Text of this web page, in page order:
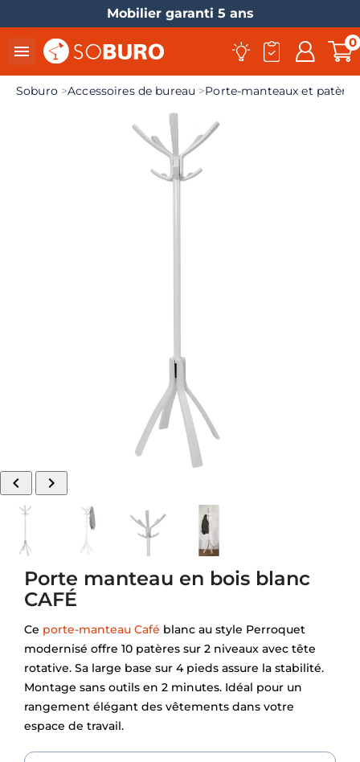
Livraison France entière
 0
Soburo Accessoires de bureau Porte-manteaux et patères
 
Porte manteau en bois blanc
CAFÉ
Ce porte-manteau Café blanc au style Perroquet
modernisé offre 10 patères sur 2 niveaux avec tête
rotative. Sa large base sur 4 pieds assure la stabilité.
Montage sans outils en 2 minutes. Idéal pour un
rangement élégant des vêtements dans votre
espace de travail.